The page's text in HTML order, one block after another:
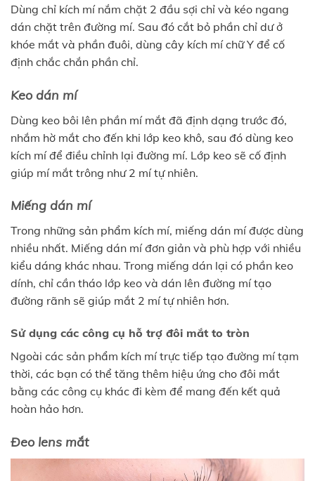
Dùng chỉ kích mí nắm chặt 2 đầu sợi chỉ và kéo ngang
dán chặt trên đường mí. Sau đó cắt bỏ phần chỉ dư ở
khóe mắt và phần đuôi, dùng cây kích mí chữ Y để cố
định chắc chắn phần chỉ.
Keo dán mí
Dùng keo bôi lên phần mí mắt đã định dạng trước đó,
nhắm hờ mắt cho đến khi lớp keo khô, sau đó dùng keo
kích mí để điều chỉnh lại đường mí. Lớp keo sẽ cố định
giúp mí mắt trông như 2 mí tự nhiên.
Miếng dán mí
Trong những sản phẩm kích mí, miếng dán mí được dùng
nhiều nhất. Miếng dán mí đơn giản và phù hợp với nhiều
kiểu dáng khác nhau. Trong miếng dán lại có phần keo
dính, chỉ cần tháo lớp keo và dán lên đường mí tạo
đường rãnh sẽ giúp mắt 2 mí tự nhiên hơn.
Sử dụng các công cụ hỗ trợ đôi mắt to tròn
Ngoài các sản phẩm kích mí trực tiếp tạo đường mí tạm
thời, các bạn có thể tăng thêm hiệu ứng cho đôi mắt
bằng các công cụ khác đi kèm để mang đến kết quả
hoàn hảo hơn.
Đeo lens mắt